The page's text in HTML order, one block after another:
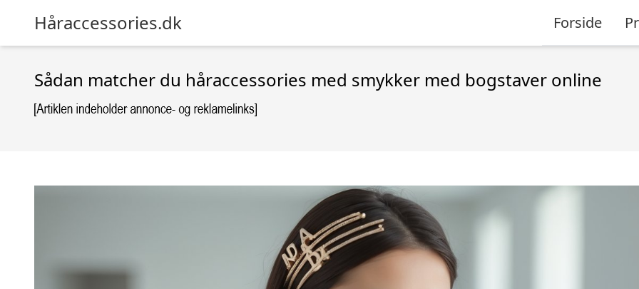
Håraccessories.dk Forside
Sådan matcher du håraccessories med smykker med bogstaver online